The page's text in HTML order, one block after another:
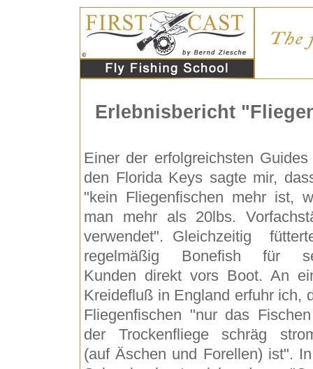
Erlebnisbericht
Einer der erfolgreichsten Guides
den Florida Keys sagte mir,
"kein Fliegenfischen mehr ist,
man mehr als 20lbs.
verwendet". Gleichzeitig
regelmäßig Bonefish für
Kunden direkt vors Boot. An
Kreidefluß in England erfuhr ich,
Fliegenfischen "nur das
der Trockenfliege schräg
(auf Äschen und Forellen) ist".